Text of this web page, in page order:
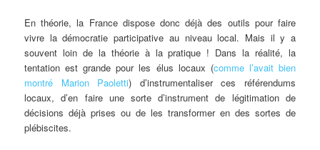
En théorie, la France dispose donc déjà des outils pour faire
vivre la démocratie participative au niveau local. Mais il y a
souvent loin de la théorie à la pratique ! Dans la réalité, la
tentation est grande pour les élus locaux (comme l’avait bien
montré Marion Paoletti) d’instrumentaliser ces référendums
locaux, d’en faire une sorte d’instrument de légitimation de
décisions déjà prises ou de les transformer en des sortes de
plébiscites.